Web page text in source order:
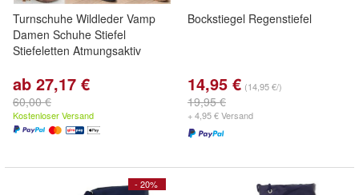
Turnschuhe Wildleder Vamp
Damen Schuhe Stiefel
Stiefeletten Atmungsaktiv
ab 27,17 €
60,00 €
Kostenloser Versand
Bockstiegel Regenstiefel
14,95 € (14,95 €/)
19,95 €
+ 4,95 € Versand
- 20%